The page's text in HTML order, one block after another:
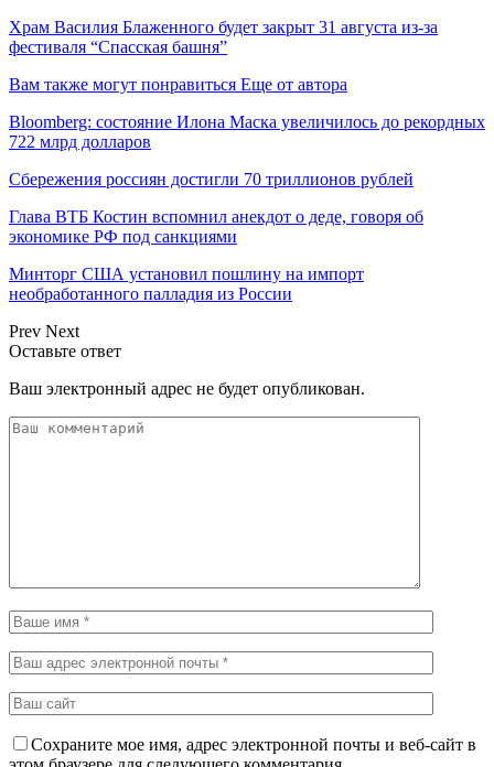
Храм Василия Блаженного будет закрыт 31 августа из-за
фестиваля “Спасская башня”
Вам также могут понравиться Еще от автора
Bloomberg: состояние Илона Маска увеличилось до рекордных
722 млрд долларов
Сбережения россиян достигли 70 триллионов рублей
Глава ВТБ Костин вспомнил анекдот о деде, говоря об
экономике РФ под санкциями
Минторг США установил пошлину на импорт
необработанного палладия из России
Prev Next
Оставьте ответ
Ваш электронный адрес не будет опубликован.
Сохраните мое имя, адрес электронной почты и веб-сайт в